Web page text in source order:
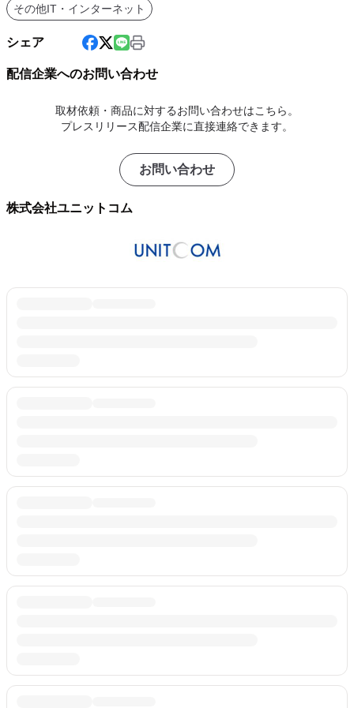
その他IT・インターネット
シェア
配信企業へのお問い合わせ
取材依頼・商品に対するお問い合わせはこちら。
プレスリリース配信企業に直接連絡できます。
お問い合わせ
株式会社ユニットコム